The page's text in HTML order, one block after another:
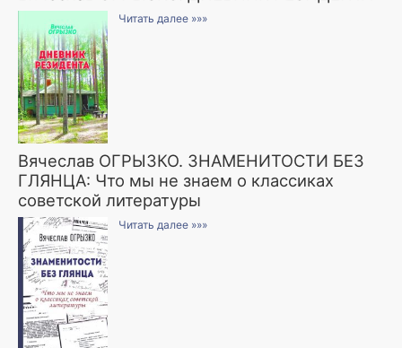
Читать далее »»»
Вячеслав ОГРЫЗКО. ЗНАМЕНИТОСТИ БЕЗ
ГЛЯНЦА: Что мы не знаем о классиках
советской литературы
Читать далее »»»